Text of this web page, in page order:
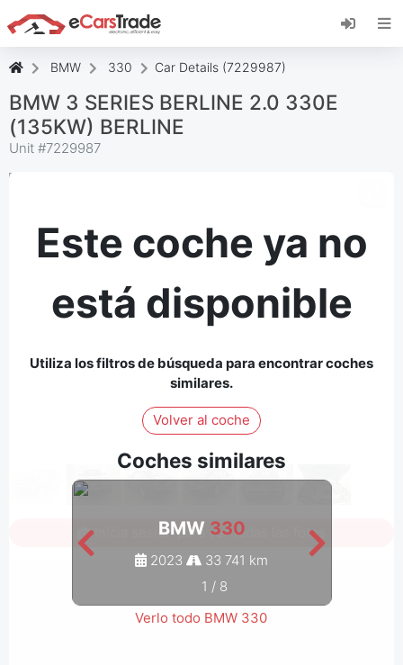
Instala la aplicación web de eCarsTrade,
añádela a tu pantalla de inicio y recibe
BMW 330 Car Details (7229987)
BMW 3 SERIES BERLINE 2.0 330E
(135KW) BERLINE
Unit #7229987
Este coche ya no
está disponible
Utiliza los filtros de búsqueda para encontrar coches
similares.
Volver al coche
Coches similares
BMW 330
2023
33 741 km
1 / 8
Verlo todo BMW 330
Inicia sesión para ver todas las fotos